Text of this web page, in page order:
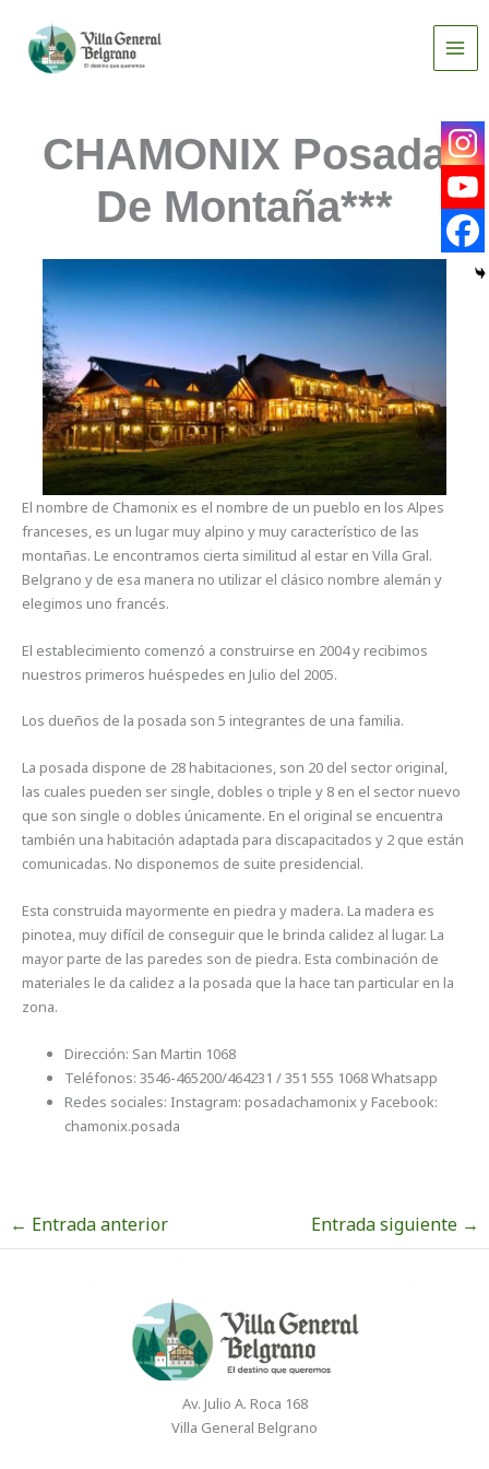
contenido
CHAMONIX Posada
De Montaña***
El nombre de Chamonix es el nombre de un pueblo en los Alpes
franceses, es un lugar muy alpino y muy característico de las
montañas. Le encontramos cierta similitud al estar en Villa Gral.
Belgrano y de esa manera no utilizar el clásico nombre alemán y
elegimos uno francés.
El establecimiento comenzó a construirse en 2004 y recibimos
nuestros primeros huéspedes en Julio del 2005.
Los dueños de la posada son 5 integrantes de una familia.
La posada dispone de 28 habitaciones, son 20 del sector original,
las cuales pueden ser single, dobles o triple y 8 en el sector nuevo
que son single o dobles únicamente. En el original se encuentra
también una habitación adaptada para discapacitados y 2 que están
comunicadas. No disponemos de suite presidencial.
Esta construida mayormente en piedra y madera. La madera es
pinotea, muy difícil de conseguir que le brinda calidez al lugar. La
mayor parte de las paredes son de piedra. Esta combinación de
materiales le da calidez a la posada que la hace tan particular en la
zona.
Dirección: San Martin 1068
Teléfonos: 3546-465200/464231 / 351 555 1068 Whatsapp
Redes sociales: Instagram: posadachamonix y Facebook:
chamonix.posada
← Entrada anterior Entrada siguiente →
Av. Julio A. Roca 168
Villa General Belgrano